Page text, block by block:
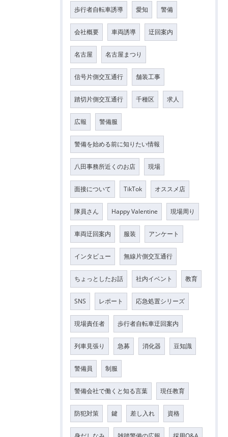
歩行者自転車誘導 愛知 警備
会社概要 車両誘導 迂回案内
名古屋 名古屋まつり
信号片側交互通行 舗装工事
踏切片側交互通行 千種区 求人
広報 警備服
警備を始める前に知りたい情報
八田事務所近くのお店 現場
面接について TikTok オススメ店
隊員さん Happy Valentine 現場周り
車両迂回案内 服装 アンケート
インタビュー 無線片側交互通行
ちょっとしたお話 社内イベント 教育
SNS レポート 応急処置シリーズ
現場責任者 歩行者自転車迂回案内
列車見張り 急募 消化器 豆知識
警備員 制服
警備会社で働くと知る言葉 現任教育
防犯対策 鍵 差し入れ 資格